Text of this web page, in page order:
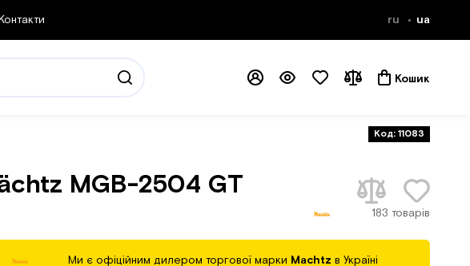
ru ua
Кошик
Код: 11083
MGB-2504 GT
183 товарів
Ми є офіційним дилером торгової марки Machtz в Україні